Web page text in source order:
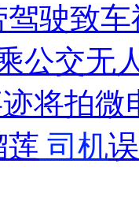
减压"枕头大战"
驾驶致车
公交无
将拍微
莲 司机